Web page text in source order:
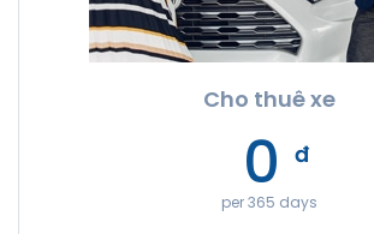
Cho thuê xe
0 đ
per 365 days